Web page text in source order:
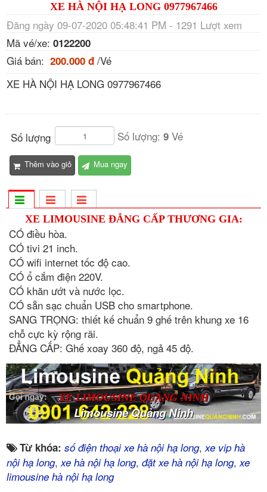
XE HÀ NỘI HẠ LONG 0977967466
Đăng ngày 09-07-2020 05:48:41 PM - 1291 Lượt xem
Mã vé/xe: 0122200
Giá bán: 200.000 đ /Vé
XE HÀ NỘI HẠ LONG 0977967466
Số lượng Số lượng: 9 Vé
Thêm vào giỏ Mua ngay
XE LIMOUSINE ĐẲNG CẤP THƯƠNG GIA:
CÓ điều hòa.
CÓ tivi 21 inch.
CÓ wifi internet tốc độ cao.
CÓ ổ cắm điện 220V.
CÓ khăn ướt và nước lọc.
CÓ sẵn sạc chuẩn USB cho smartphone.
SANG TRỌNG: thiết kế chuẩn 9 ghế trên khung xe 16
chỗ cực kỳ rộng rãi.
ĐẲNG CẤP: Ghế xoay 360 độ, ngả 45 độ.
XE LIMOUSINE QUẢNG NINH
Limousine Quảng Ninh
Từ khóa: số điện thoại xe hà nội hạ long,xe vip hà
nội hạ long,xe hà nội hạ long, đặt xe hà nội hạ long,xe
limousine hà nội hạ long